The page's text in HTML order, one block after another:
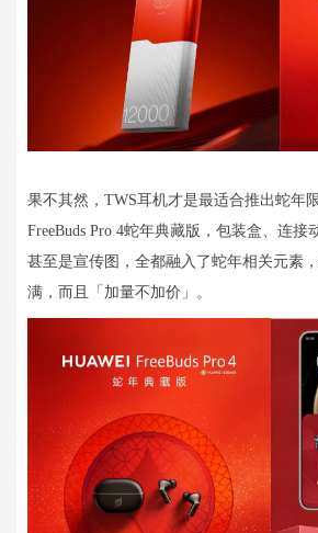
果不其然，TWS耳机才是最适合推出蛇年
FreeBuds Pro 4蛇年典藏版，包装盒、连接
甚至是宣传图，全都融入了蛇年相关元素
满，而且「加量不加价」。